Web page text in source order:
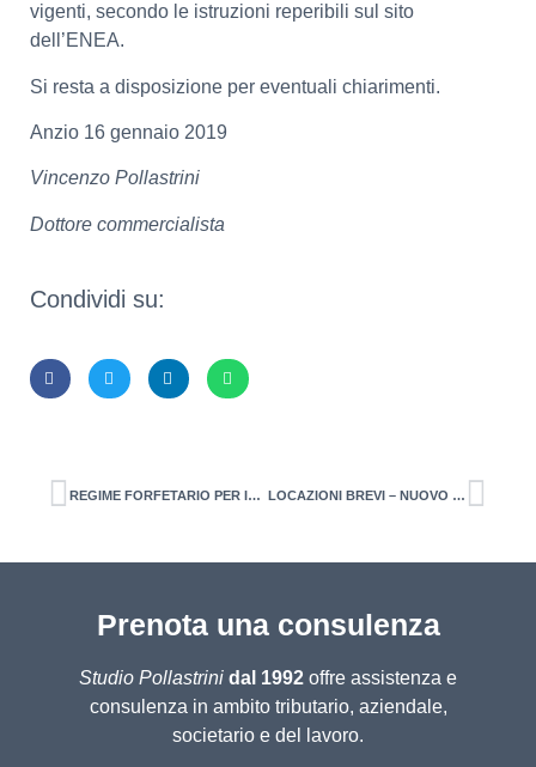
vigenti, secondo le istruzioni reperibili sul sito
dell’ENEA.
Si resta a disposizione per eventuali chiarimenti.
Anzio 16 gennaio 2019
Vincenzo Pollastrini
Dottore commercialista
Condividi su:
REGIME FORFETARIO PER IMPRESE INDIVIDUALI E PROFESSIONISTI LOCAZIONI BREVI – NUOVO ADEMPIMENTO
Prenota una consulenza
Studio Pollastrini dal 1992 offre assistenza e
consulenza in ambito tributario, aziendale,
societario e del lavoro.